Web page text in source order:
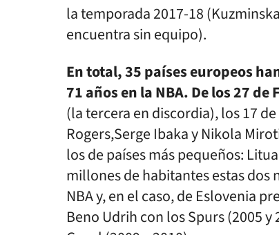
la temporada 2017-18
encuentra sin equipo).
En total, 35 países europeos
71 años en la NBA. De los 27
(la tercera en discordia), los 17
Rogers,Serge Ibaka y Nikola
los de países más pequeños:
millones de habitantes estas dos
NBA y, en el caso, de Eslovenia
Beno Udrih con los Spurs (2005 y